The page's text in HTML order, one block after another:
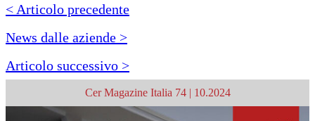
< Articolo precedente
News dalle aziende >
Articolo successivo >
Cer Magazine Italia 74 | 10.2024